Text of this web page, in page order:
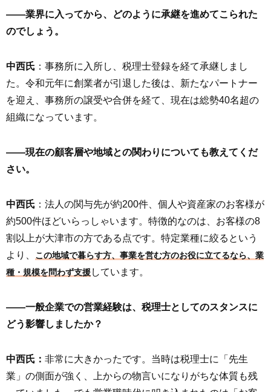
――業界に入ってから、どのように承継を進めてこられた
のでしょう。
中西氏 ：事務所に入所し、税理士登録を経て承継しまし
た。令和元年に創業者が引退した後は、新たなパートナー
を迎え、事務所の譲受や合併を経て、現在は総勢40名超の
組織になっています。
――現在の顧客層や地域との関わりについても教えてくだ
さい。
中西氏 ：法人の関与先が約200件、個人や資産家のお客様が
約500件ほどいらっしゃいます。特徴的なのは、お客様の8
割以上が大津市の方である点です。特定業種に絞るという
より、
この地域で暮らす方、事業を営む方のお役に立てるなら、業
種・規模を問わず支援 しています。
――一般企業での営業経験は、税理士としてのスタンスに
どう影響しましたか？
中西氏： 非常に大きかったです。当時は税理士に「先生
業」の側面が強く、上からの物言いになりがちな体質も残